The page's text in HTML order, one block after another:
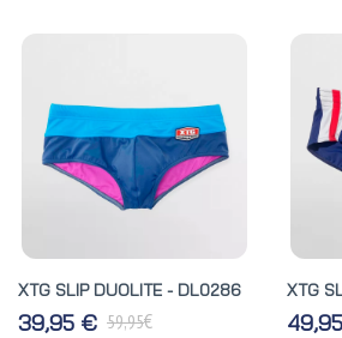
XTG SLIP DUOLITE - DL0286
39,95 € 59,95€
XTG